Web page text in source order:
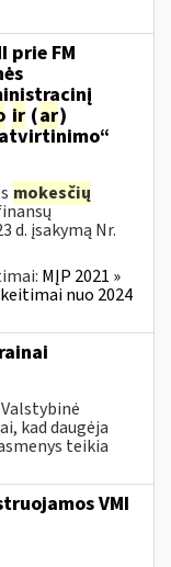
prie FM
ir (ar)
mokesčių
d. įsakymą Nr.
MĮP 2021 »
nuo 2024
kad daugėja
teikia
VMI